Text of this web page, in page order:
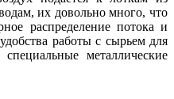
их довольно много, что
распределение потока и
работы с сырьем для
металлические